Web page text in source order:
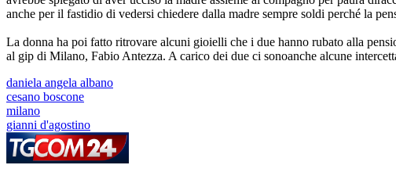
anche per il fastidio di vedersi chiedere dalla madre sempre soldi perché la
La donna ha poi fatto ritrovare alcuni gioielli che i due hanno rubato alla
al gip di Milano, Fabio Antezza. A carico dei due ci sonoanche alcune
daniela angela albano
cesano boscone
milano
gianni d'agostino